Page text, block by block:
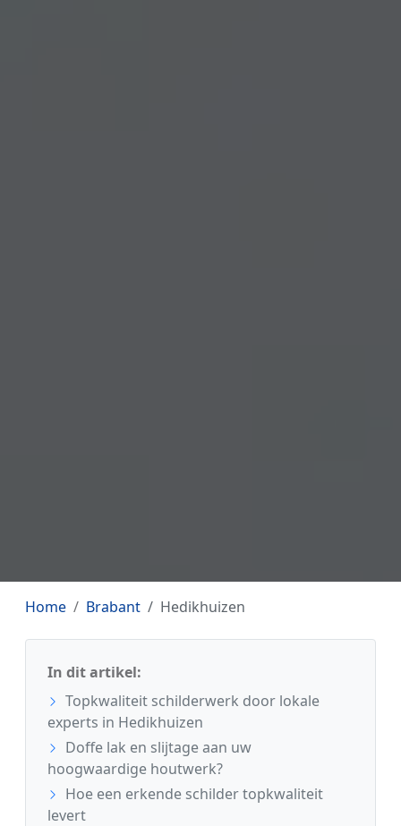
Home Brabant Hedikhuizen
In dit artikel:
Topkwaliteit schilderwerk door lokale
experts in Hedikhuizen
Doffe lak en slijtage aan uw
hoogwaardige houtwerk?
Hoe een erkende schilder topkwaliteit
levert